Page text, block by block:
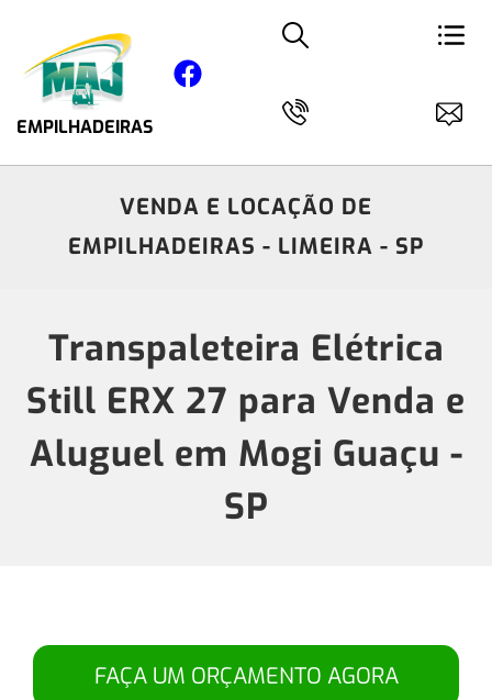
EMPILHADEIRAS
VENDA E LOCAÇÃO DE
EMPILHADEIRAS - LIMEIRA - SP
Transpaleteira Elétrica
Still ERX 27 para Venda e
Aluguel em Mogi Guaçu -
SP
FAÇA UM ORÇAMENTO AGORA